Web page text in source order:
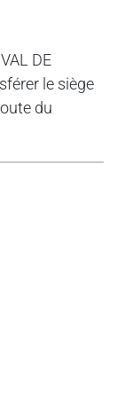
DE
le siège
du